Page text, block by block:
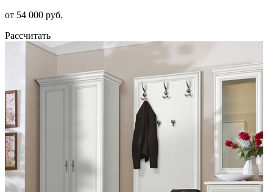
от 54 000 руб.
Рассчитать